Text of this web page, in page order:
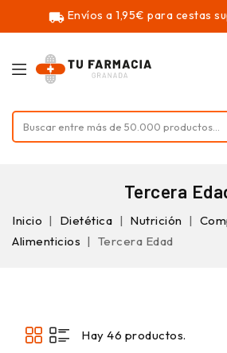
local_shipping Envíos a 1,95€ para cestas
Tercera
Inicio Dietética Nutrición
Alimenticios
Tercera Edad
Hay 46 productos.